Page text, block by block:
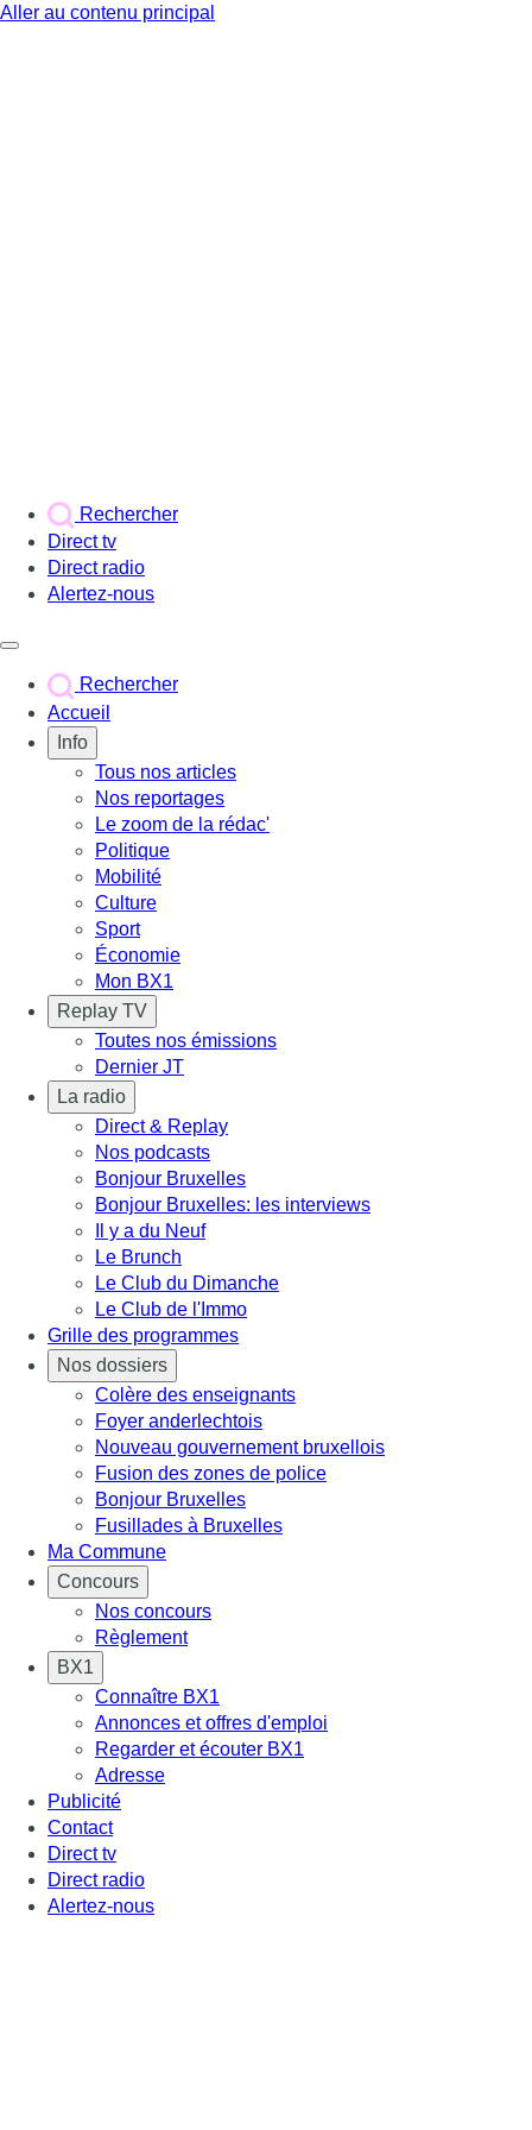
Aller au contenu principal
Rechercher
Direct tv
Direct radio
Alertez-nous
Rechercher
Accueil
Info
Tous nos articles
Nos reportages
Le zoom de la rédac'
Politique
Mobilité
Culture
Sport
Économie
Mon BX1
Replay TV
Toutes nos émissions
Dernier JT
La radio
Direct & Replay
Nos podcasts
Bonjour Bruxelles
Bonjour Bruxelles: les interviews
Il y a du Neuf
Le Brunch
Le Club du Dimanche
Le Club de l'Immo
Grille des programmes
Nos dossiers
Colère des enseignants
Foyer anderlechtois
Nouveau gouvernement bruxellois
Fusion des zones de police
Bonjour Bruxelles
Fusillades à Bruxelles
Ma Commune
Concours
Nos concours
Règlement
BX1
Connaître BX1
Annonces et offres d'emploi
Regarder et écouter BX1
Adresse
Publicité
Contact
Direct tv
Direct radio
Alertez-nous